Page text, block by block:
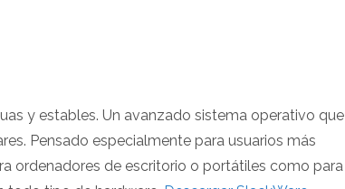
y estables. Un avanzado sistema operativo que
Pensado especialmente para usuarios más
ordenadores de escritorio o portátiles como para